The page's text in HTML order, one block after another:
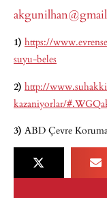
1) https://
suyu-beles
2) http://
kazaniyorlar/
3) ABD Çevre